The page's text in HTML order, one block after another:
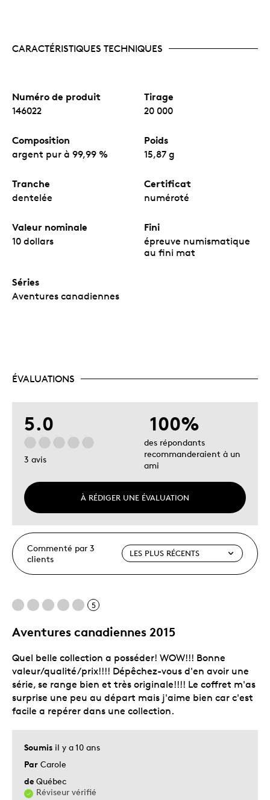
CARACTÉRISTIQUES TECHNIQUES
Numéro de produit
146022
Tirage
20 000
Composition
argent pur à 99,99 %
Poids
15,87 g
Tranche
dentelée
Certificat
numéroté
Valeur nominale
10 dollars
Fini
épreuve numismatique
au fini mat
Séries
Aventures canadiennes
ÉVALUATIONS
5.0
3 avis
À RÉDIGER UNE ÉVALUATION
100%
des répondants
recommanderaient à un
ami
Commenté par 3
clients
5
Aventures canadiennes 2015
Soumis il y a 10 ans
Par Carole
de Québec
Réviseur vérifié
Quel belle collection a posséder! WOW!!! Bonne
valeur/qualité/prix!!!! Dépêchez-vous d'en avoir une
série, se range bien et très originale!!!! Le coffret m'as
surprise une peu au départ mais j'aime bien car c'est
facile a repérer dans une collection.